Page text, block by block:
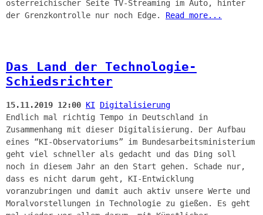
österreichischer Seite TV-Streaming im Auto, hinter
der Grenzkontrolle nur noch Edge. Read more...
Das Land der Technologie-
Schiedsrichter
15.11.2019 12:00 KI
Digitalisierung
Endlich mal richtig Tempo in Deutschland in
Zusammenhang mit dieser Digitalisierung. Der Aufbau
eines “KI-Observatoriums” im Bundesarbeitsministerium
geht viel schneller als gedacht und das Ding soll
noch in diesem Jahr an den Start gehen. Schade nur,
dass es nicht darum geht, KI-Entwicklung
voranzubringen und damit auch aktiv unsere Werte und
Moralvorstellungen in Technologie zu gießen. Es geht